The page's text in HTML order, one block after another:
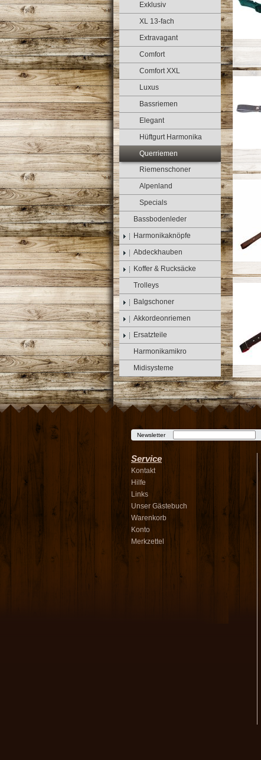
Exklusiv
XL 13-fach
Extravagant
Comfort
Comfort XXL
Luxus
Bassriemen
Elegant
Hüftgurt Harmonika
Querriemen
Riemenschoner
Alpenland
Specials
Bassbodenleder
Harmonikaknöpfe
Abdeckhauben
Koffer & Rucksäcke
Trolleys
Balgschoner
Akkordeonriemen
Ersatzteile
Harmonikamikro
Midisysteme
Newsletter
Service
Kontakt
Hilfe
Links
Unser Gästebuch
Warenkorb
Konto
Merkzettel